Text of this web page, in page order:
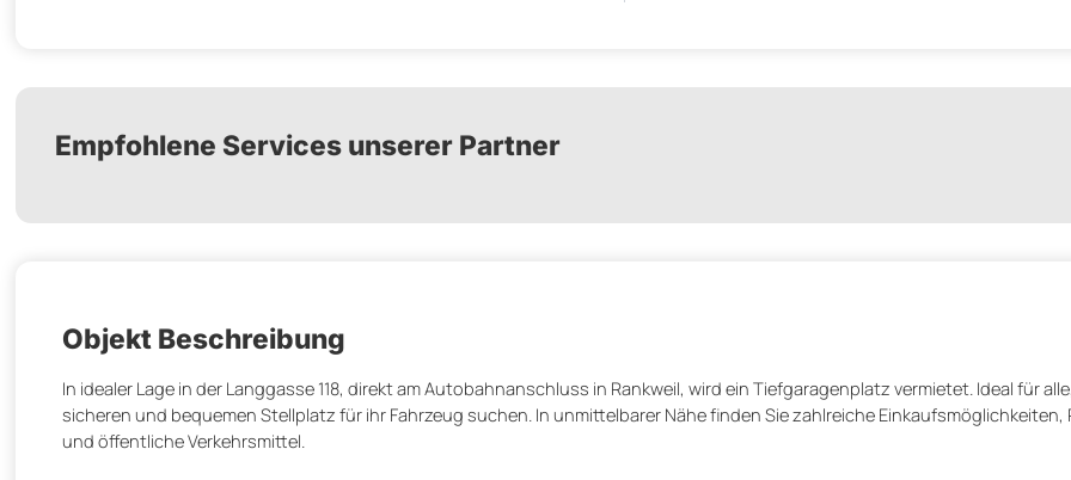
Empfohlene Services unserer Partner
Objekt Beschreibung
In idealer Lage in der Langgasse 118, direkt am Autobahnanschluss in Rankweil, wird ein Tiefgaragenplatz vermietet. Ideal für
sicheren und bequemen Stellplatz für ihr Fahrzeug suchen. In unmittelbarer Nähe finden Sie zahlreiche
und öffentliche Verkehrsmittel.